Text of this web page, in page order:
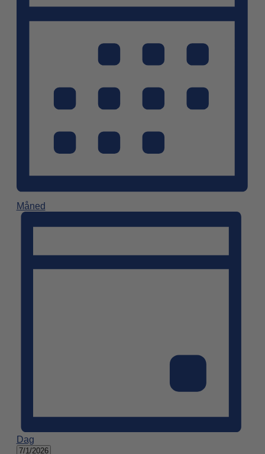
Måned
Dag
7/1/2026 Vælg